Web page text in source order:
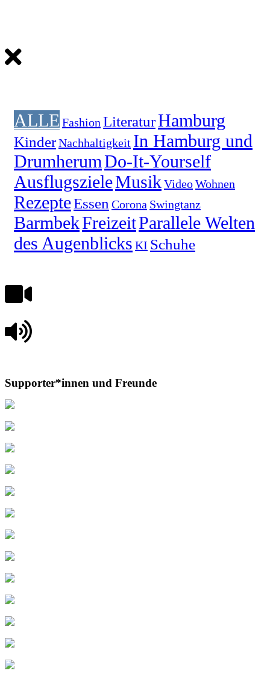
ALLE Fashion LiteraturHamburg
KinderNachhaltigkeit In Hamburg und
DrumherumDo-It-Yourself
AusflugszieleMusik VideoWohnen
RezepteEssen Corona Swingtanz
BarmbekFreizeitParallele Welten
des Augenblicks KI Schuhe
Supporter*innen und Freunde